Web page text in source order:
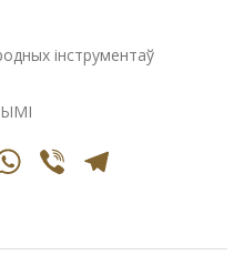
інструментаў
WhatsApp
Viber